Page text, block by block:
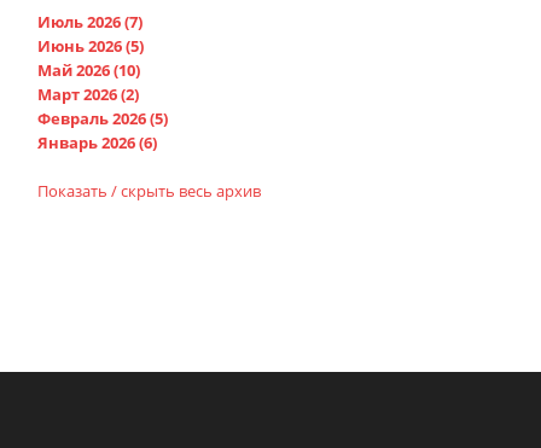
Июль 2026 (7)
Июнь 2026 (5)
Май 2026 (10)
Март 2026 (2)
Февраль 2026 (5)
Январь 2026 (6)
Показать / скрыть весь архив